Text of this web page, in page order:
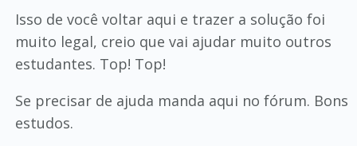
Isso de você voltar aqui e trazer a solução foi
muito legal, creio que vai ajudar muito outros
estudantes. Top! Top!
Se precisar de ajuda manda aqui no fórum. Bons
estudos.